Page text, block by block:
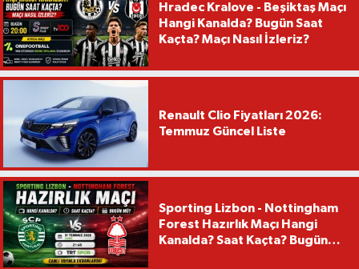
Hradec Kralove - Beşiktaş Maçı
Hangi Kanalda? Bugün Saat
Kaçta? Maçı Nasıl İzleriz?
Renault Clio Fiyatları 2026:
Temmuz Güncel Liste
Sporting Lizbon - Nottingham
Forest Hazırlık Maçı Hangi
Kanalda? Saat Kaçta? Bugün